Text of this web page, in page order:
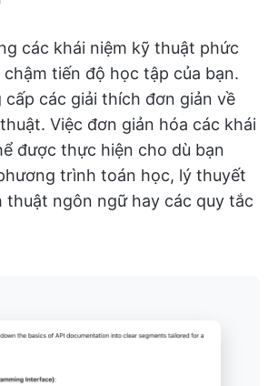
các khái niệm kỹ thuật phức
tiến độ học tập của bạn.
cấp các giải thích đơn giản về
Việc đơn giản hóa các khái
được thực hiện cho dù bạn
trình toán học, lý thuyết
thuật ngôn ngữ hay các quy tắc